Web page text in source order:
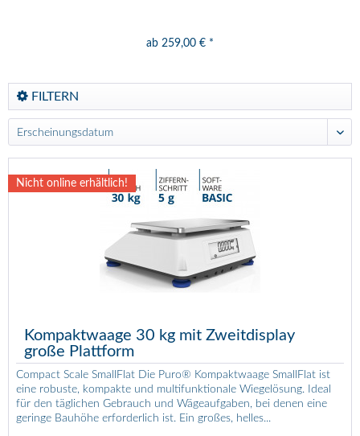
ab 259,00 € *
FILTERN
Nicht online erhältlich!
Kompaktwaage 30 kg mit Zweitdisplay
große Plattform
Compact Scale SmallFlat Die Puro® Kompaktwaage SmallFlat ist
eine robuste, kompakte und multifunktionale Wiegelösung. Ideal
für den täglichen Gebrauch und Wägeaufgaben, bei denen eine
geringe Bauhöhe erforderlich ist. Ein großes, helles...